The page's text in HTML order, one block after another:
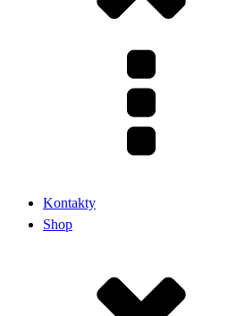
Kontakty
Shop